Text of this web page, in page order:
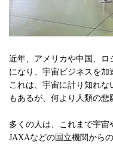
近年、アメリカや中国、ロ
になり、宇宙ビジネスを加
これは、宇宙に計り知れ
もあるが、何より人類の悲
多くの人は、これまで宇
JAXAなどの国立機関から